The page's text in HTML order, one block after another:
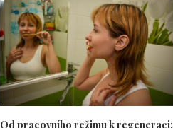
Od pracovního režimu k regeneraci: